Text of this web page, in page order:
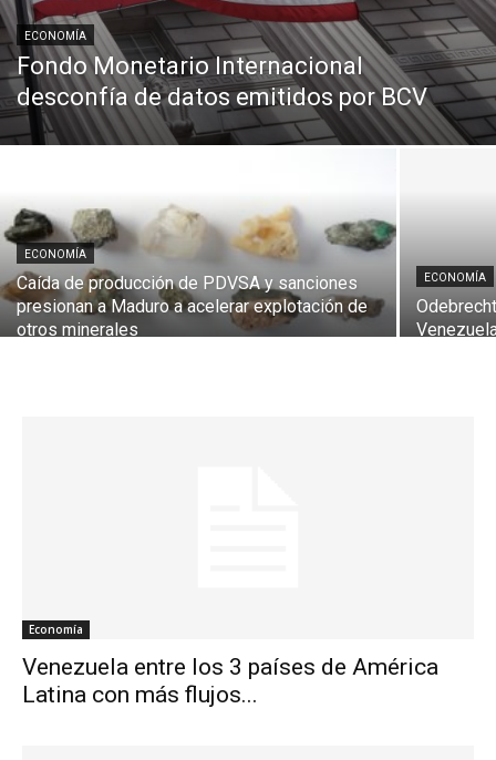
ECONOMÍA
Fondo Monetario Internacional
desconfía de datos emitidos por BCV
ECONOMÍA
Caída de producción de PDVSA y sanciones
presionan a Maduro a acelerar explotación de
otros minerales
ECONOMÍA
Economía
Venezuela entre los 3 países de América
Latina con más flujos...